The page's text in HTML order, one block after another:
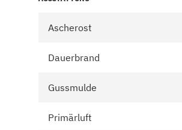
Ascherost
Dauerbrand
Gussmulde
Primärluft